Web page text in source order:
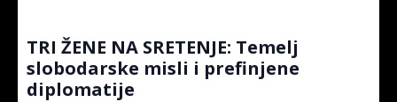
TRI ŽENE NA SRETENJE: Temelj
slobodarske misli i prefinjene
diplomatije